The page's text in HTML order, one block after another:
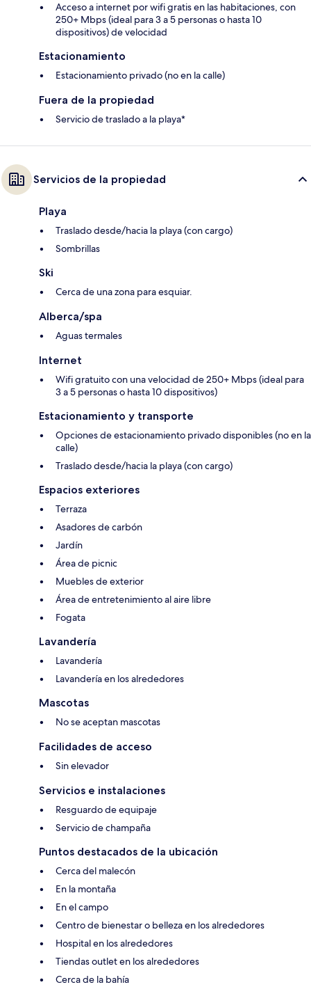
Acceso a internet por wifi gratis en las habitaciones, con
250+ Mbps (ideal para 3 a 5 personas o hasta 10
dispositivos) de velocidad
Estacionamiento
Estacionamiento privado (no en la calle)
Fuera de la propiedad
Servicio de traslado a la playa*
Servicios de la propiedad
Playa
Traslado desde/hacia la playa (con cargo)
Sombrillas
Ski
Cerca de una zona para esquiar.
Alberca/spa
Aguas termales
Internet
Wifi gratuito con una velocidad de 250+ Mbps (ideal para
3 a 5 personas o hasta 10 dispositivos)
Estacionamiento y transporte
Opciones de estacionamiento privado disponibles (no en la
calle)
Traslado desde/hacia la playa (con cargo)
Espacios exteriores
Terraza
Asadores de carbón
Jardín
Área de picnic
Muebles de exterior
Área de entretenimiento al aire libre
Fogata
Lavandería
Lavandería
Lavandería en los alrededores
Mascotas
No se aceptan mascotas
Facilidades de acceso
Sin elevador
Servicios e instalaciones
Resguardo de equipaje
Servicio de champaña
Puntos destacados de la ubicación
Cerca del malecón
En la montaña
En el campo
Centro de bienestar o belleza en los alrededores
Hospital en los alrededores
Tiendas outlet en los alrededores
Cerca de la bahía